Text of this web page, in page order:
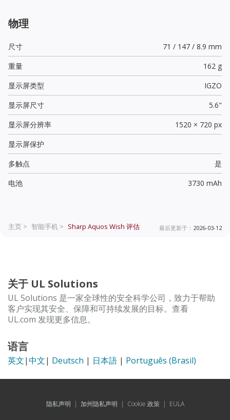
物理
尺寸
71 / 147 / 8.9 mm
重量
162 g
显示屏类型
IGZO
显示屏尺寸
5.6"
显示屏分辨率
1520 × 720 px
显示屏保护
多触点
是
电池
3730 mAh
主页 > 智能手机 > Sharp Aquos Wish 评估 最后更新于： 2026-03-12
关于 UL Solutions
UL Solutions 是一家全球性的安全科学公司，致力于帮助
客户实现其安全、保障和可持续发展的目标。查看
UL.com 发现更多信息。
语言
英文|中文| Deutsch | 日本語 | Português (Brasil)
隐私声明 | 加州隐私声明 | Cookie 政策| EULA